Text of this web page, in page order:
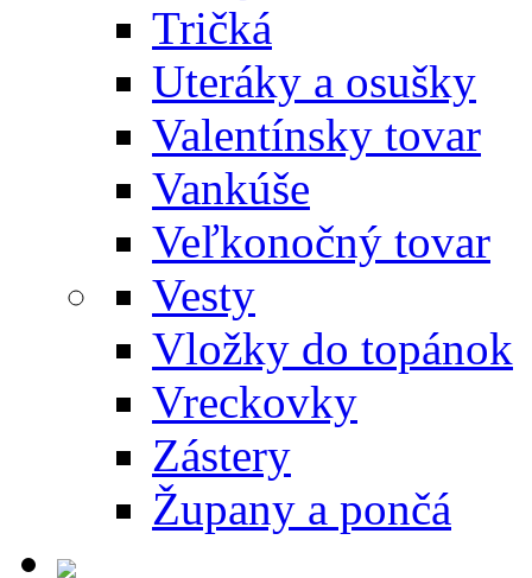
Tričká
Uteráky a osušky
Valentínsky tovar
Vankúše
Veľkonočný tovar
Vesty
Vložky do topánok
Vreckovky
Zástery
Župany a pončá